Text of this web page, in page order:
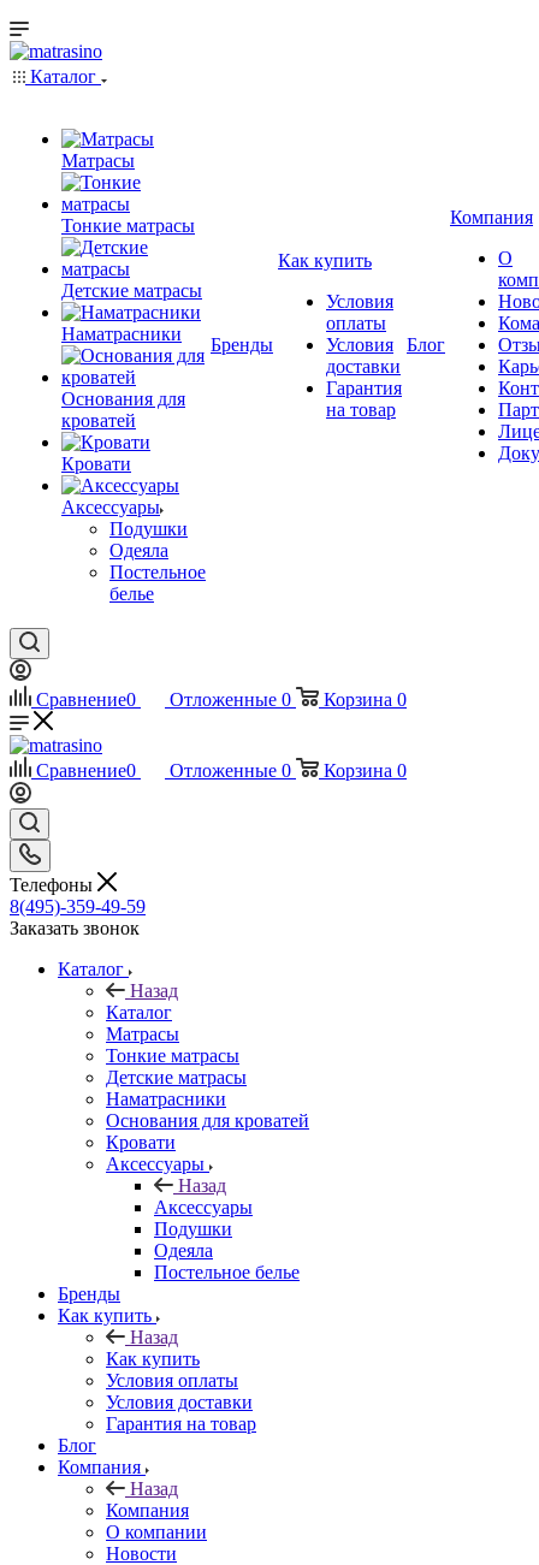
Каталог
Матрасы
Тонкие матрасы
Детские матрасы
Наматрасники
Основания для
кроватей
Кровати
Аксессуары
Подушки
Одеяла
Постельное
белье
Бренды
Как купить
Условия
оплаты
Условия
доставки
Гарантия
на товар
Блог
Компания
О
Сравнение0 Отложенные 0 Корзина 0
Сравнение0 Отложенные 0 Корзина 0
Телефоны
8(495)-359-49-59
Заказать звонок
Каталог
Назад
Каталог
Матрасы
Тонкие матрасы
Детские матрасы
Наматрасники
Основания для кроватей
Кровати
Аксессуары
Назад
Аксессуары
Подушки
Одеяла
Постельное белье
Бренды
Как купить
Назад
Как купить
Условия оплаты
Условия доставки
Гарантия на товар
Блог
Компания
Назад
Компания
О компании
Новости